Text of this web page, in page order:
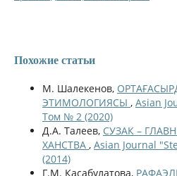
Похожие статьи
М. Шалекенов,
ЭТИМОЛОГИЯСЫ , Asian
Том № 2 (2020)
Д.А. Талеев, СУЗАК –
ХАНСТВА , Asian Journal
(2014)
Г.М. Касабулатова,